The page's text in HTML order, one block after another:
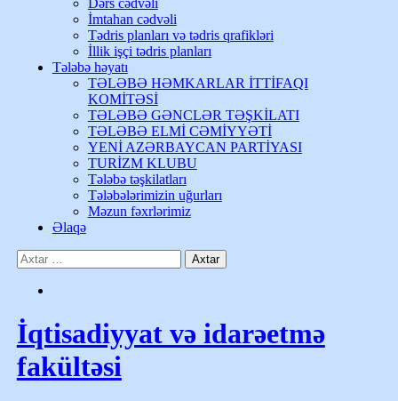
Dərs cədvəli
İmtahan cədvəli
Tədris planları və tədris qrafikləri
İllik işçi tədris planları
Tələbə həyatı
TƏLƏBƏ HƏMKARLAR İTTİFAQI
KOMİTƏSİ
TƏLƏBƏ GƏNCLƏR TƏŞKİLATI
TƏLƏBƏ ELMİ CƏMİYYƏTİ
YENİ AZƏRBAYCAN PARTİYASI
TURİZM KLUBU
Tələbə təşkilatları
Tələbələrimizin uğurları
Məzun fəxrlərimiz
Əlaqə
İqtisadiyyat və idarəetmə
fakültəsi